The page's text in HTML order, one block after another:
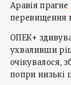
Аравія прагне
перевищення
ОПЕК+
ухваливши
очікувалося,
попри низькі